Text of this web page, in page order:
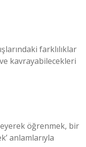
farklılıklar
kavrayabilecekleri
öğrenmek, bir
anlamlarıyla